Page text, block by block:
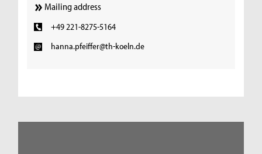
Mailing address
+49 221-8275-5164
hanna.pfeiffer@th-koeln.de